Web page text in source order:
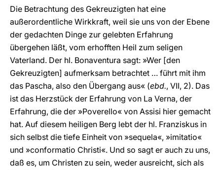
Die Betrachtung des Gekreuzigten hat eine
außerordentliche Wirkkraft, weil sie uns von der Ebene
der gedachten Dinge zur gelebten Erfahrung
übergehen läßt, vom erhofften Heil zum seligen
Vaterland. Der hl. Bonaventura sagt: »Wer [den
Gekreuzigten] aufmerksam betrachtet … führt mit ihm
das Pascha, also den Übergang aus« (ebd., VII, 2). Das
ist das Herzstück der Erfahrung von La Verna, der
Erfahrung, die der »Poverello« von Assisi hier gemacht
hat. Auf diesem heiligen Berg lebt der hl. Franziskus in
sich selbst die tiefe Einheit von »sequela«, »imitatio«
und »conformatio Christi«. Und so sagt er auch zu uns,
daß es, um Christen zu sein, weder ausreicht, sich als